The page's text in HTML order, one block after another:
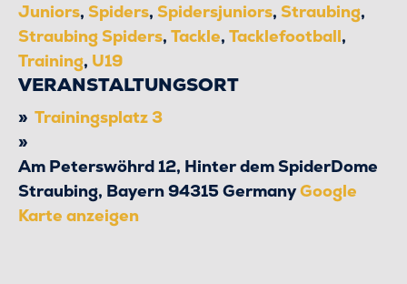
Juniors, Spiders, Spidersjuniors, Straubing,
Straubing Spiders, Tackle, Tacklefootball,
Training, U19
VERANSTALTUNGSORT
Trainingsplatz 3
Am Peterswöhrd 12, Hinter dem SpiderDome
Straubing, Bayern94315GermanyGoogle
Karte anzeigen